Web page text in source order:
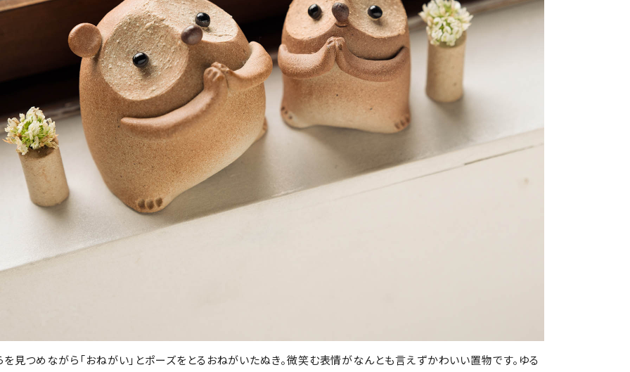
を見つめながら「おねがい」とポーズをとるおねがいたぬき。微笑む表情がなんとも言えずかわいい置物です。ゆる